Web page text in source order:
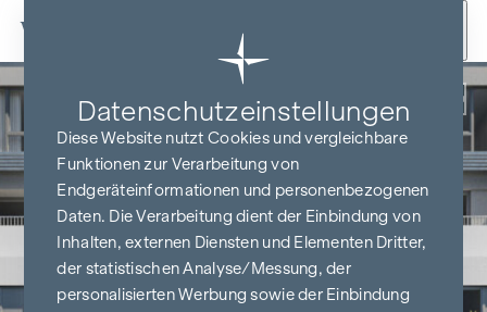
Zum Inhalt springen
Zurück
Datenschutz­einstellungen
Diese Website nutzt Cookies und vergleichbare
Funktionen zur Verarbeitung von
Endgeräteinformationen und personenbezogenen
Daten. Die Verarbeitung dient der Einbindung von
Inhalten, externen Diensten und Elementen Dritter,
der statistischen Analyse/Messung, der
personalisierten Werbung sowie der Einbindung